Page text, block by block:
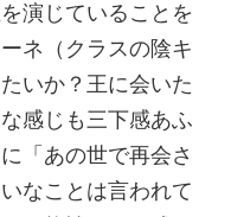
演じていることを
ネ（クラスの陰キ
いか？王に会いた
感じも三下感あふ
「あの世で再会さ
なことは言われて